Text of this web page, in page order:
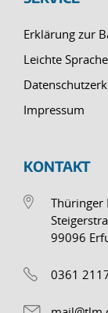
Erklärung zur
Leichte
Impressum
KONTAKT
Thüringer
99096
0361